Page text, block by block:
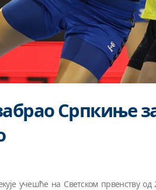
Српкиње
учешће на Светском првенству